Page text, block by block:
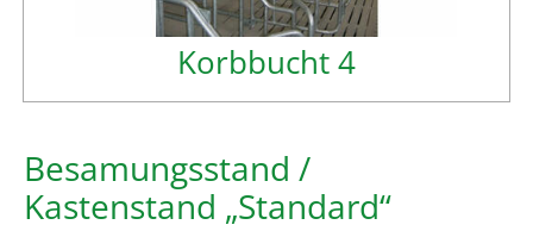
Korbbucht 4
Besamungsstand /
Kastenstand „Standard“